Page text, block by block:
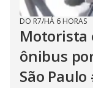
DO R7/HÁ 6 HORAS
Motorista
ônibus
São